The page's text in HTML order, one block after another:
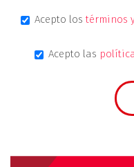
Acepto lostérminos
Acepto las